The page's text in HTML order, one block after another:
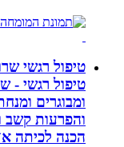
טיפול רגשי שרון
טיפול רגשי -
ומבוגרים
והפרעות קשב
הכנה לכיתה א`.